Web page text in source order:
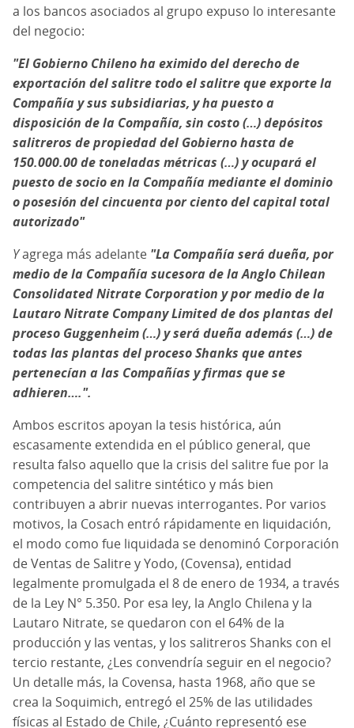
a los bancos asociados al grupo expuso lo interesante
del negocio:
"El Gobierno Chileno ha eximido del derecho de
exportación del salitre todo el salitre que exporte la
Compañía y sus subsidiarias, y ha puesto a
disposición de la Compañía, sin costo (…) depósitos
salitreros de propiedad del Gobierno hasta de
150.000.00 de toneladas métricas (…) y ocupará el
puesto de socio en la Compañía mediante el dominio
o posesión del cincuenta por ciento del capital total
autorizado"
Yagrega más adelante "La Compañía será dueña, por
medio de la Compañía sucesora de la Anglo Chilean
Consolidated Nitrate Corporation y por medio de la
Lautaro Nitrate Company Limited de dos plantas del
proceso Guggenheim (…) y será dueña además (…) de
todas las plantas del proceso Shanks que antes
pertenecían a las Compañías y firmas que se
adhieren….".
Ambos escritos apoyan la tesis histórica, aún
escasamente extendida en el público general, que
resulta falso aquello que la crisis del salitre fue por la
competencia del salitre sintético y más bien
contribuyen a abrir nuevas interrogantes. Por varios
motivos, la Cosach entró rápidamente en liquidación,
el modo como fue liquidada se denominó Corporación
de Ventas de Salitre y Yodo, (Covensa), entidad
legalmente promulgada el 8 de enero de 1934, a través
de la Ley N° 5.350. Por esa ley, la Anglo Chilena y la
Lautaro Nitrate, se quedaron con el 64% de la
producción y las ventas, y los salitreros Shanks con el
tercio restante, ¿Les convendría seguir en el negocio?
Un detalle más, la Covensa, hasta 1968, año que se
crea la Soquimich, entregó el 25% de las utilidades
físicas al Estado de Chile, ¿Cuánto representó ese